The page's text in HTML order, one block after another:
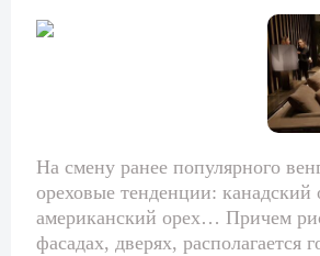
На смену ранее популярного
ореховые тенденции: канадский
американский орех… Причем
фасадах, дверях, располагается